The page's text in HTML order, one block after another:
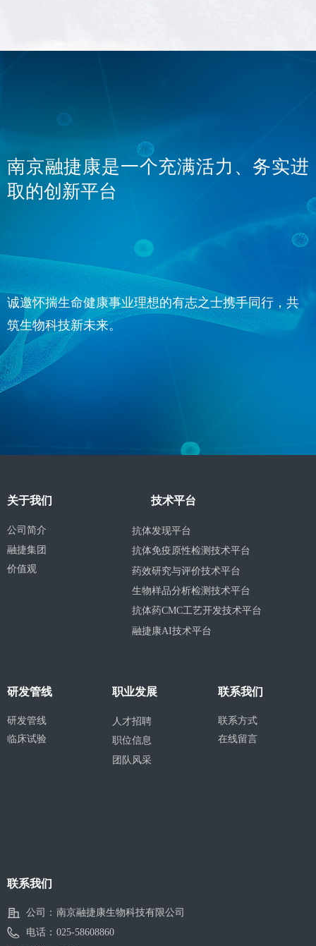
南京融捷康是一个充满活力、务实进
取的创新平台
诚邀怀揣生命健康事业理想的有志之士携手同行，共
筑生物科技新未来。
联系我们
公司： 南京融捷康生物科技有限公司
电话： 025-58608860
关于我们
公司简介
融捷集团
价值观
技术平台
抗体发现平台
抗体免疫原性检测技术平台
药效研究与评价技术平台
生物样品分析检测技术平台
抗体药CMC工艺开发技术平台
融捷康AI技术平台
研发管线
研发管线
临床试验
职业发展
人才招聘
职位信息
团队风采
联系我们
联系方式
在线留言